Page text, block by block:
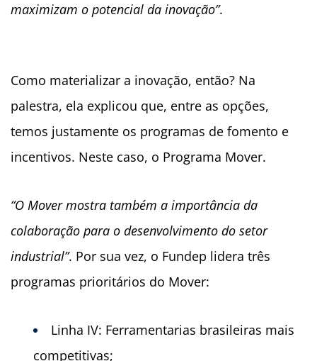
maximizam o potencial da inovação”.
Como materializar a inovação, então? Na
palestra, ela explicou que, entre as opções,
temos justamente os programas de fomento e
incentivos. Neste caso, o Programa Mover.
“O Mover mostra também a importância da
colaboração para o desenvolvimento do setor
industrial”. Por sua vez, o Fundep lidera três
programas prioritários do Mover:
Linha IV: Ferramentarias brasileiras mais
competitivas;